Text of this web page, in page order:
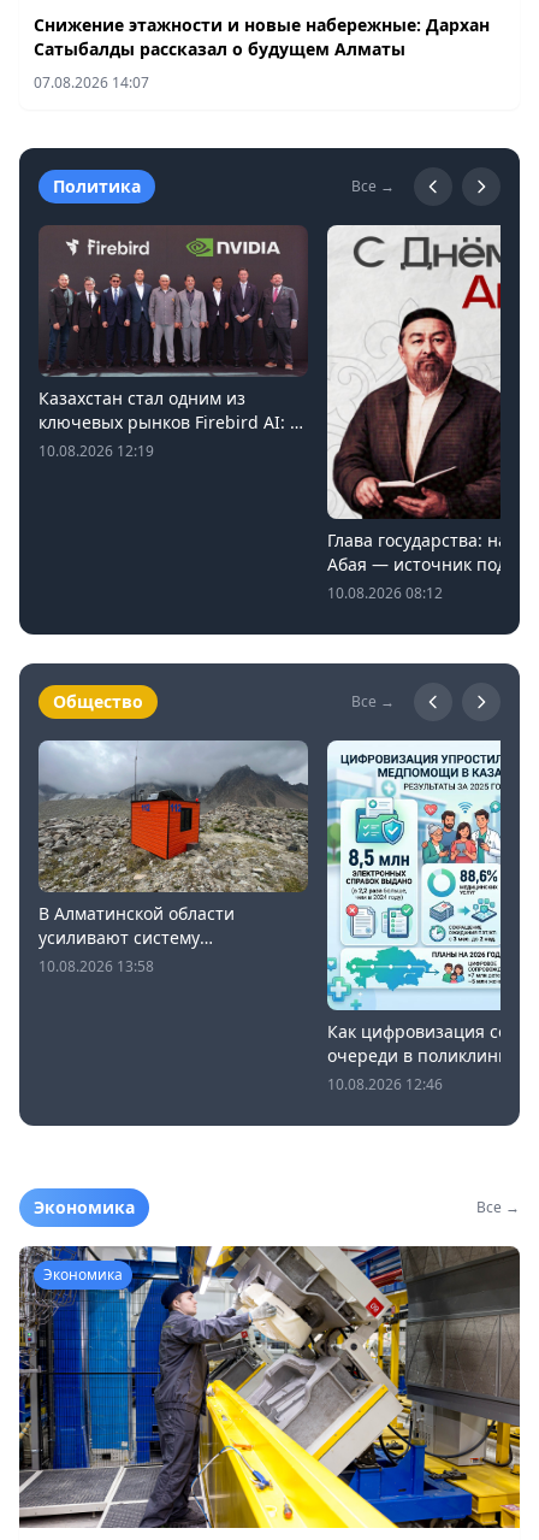
Снижение этажности и новые набережные: Дархан
Сатыбалды рассказал о будущем Алматы
07.08.2026 14:07
Политика Все →
Казахстан стал одним из
ключевых рынков Firebird AI: в
Экибастузе развивается AI-
10.08.2026 12:19
Глава государства:
Абая — источник
патриотизма
10.08.2026 08:12
Общество Все →
В Алматинской области
усиливают систему
предупреждения о селях
10.08.2026 13:58
Как цифровизация
очереди в поликлиниках:
статистика Минздрава
10.08.2026 12:46
Экономика Все →
Экономика